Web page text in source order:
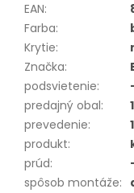
EAN:
Farba:
Krytie:
Značka:
podsvietenie:
predajný obal:
prevedenie:
produkt:
prúd:
spôsob montáže: